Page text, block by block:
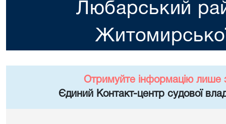
Любарський
Отримуйте інформацію лише
Єдиний Контакт-центр судової